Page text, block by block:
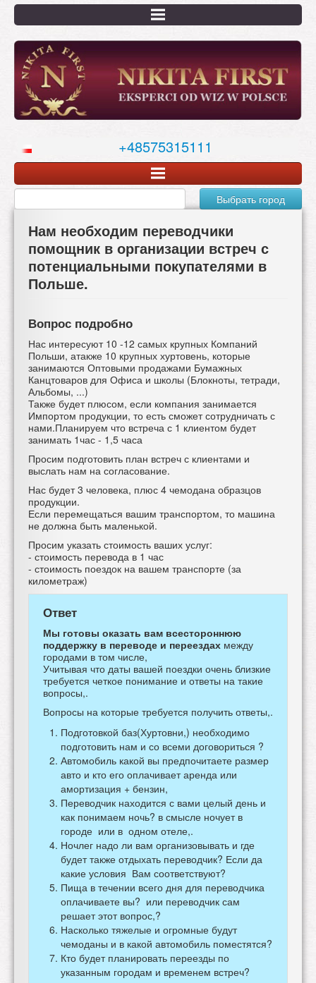
Перейти
основному
содержанию
+48575315111
Выбрать город
Нам необходим переводчики
помощник в организации встреч с
потенциальными покупателями в
Польше.
Вопрос подробно
Нас интересуют 10 -12 самых крупных Компаний
Польши, атакже 10 крупных хуртовень, которые
занимаются Оптовыми продажами Бумажных
Канцтоваров для Офиса и школы (Блокноты, тетради,
Альбомы, ...)
Также будет плюсом, если компания занимается
Импортом продукции, то есть сможет сотрудничать с
нами.Планируем что встреча с 1 клиентом будет
занимать 1час - 1,5 часа
Просим подготовить план встреч с клиентами и
выслать нам на согласование.
Нас будет 3 человека, плюс 4 чемодана образцов
продукции.
Если перемещаться вашим транспортом, то машина
не должна быть маленькой.
Просим указать стоимость ваших услуг:
- стоимость перевода в 1 час
- стоимость поездок на вашем транспорте (за
километраж)
Ответ
Мы готовы оказать вам всестороннюю
поддержку в переводе и переездах между
городами в том числе,
Учитывая что даты вашей поездки очень близкие
требуется четкое понимание и ответы на такие
вопросы,.
Вопросы на которые требуется получить ответы,.
Подготовкой баз(Хуртовни,) необходимо
подготовить нам и со всеми договориться ?
Автомобиль какой вы предпочитаете размер
авто и кто его оплачивает аренда или
амортизация + бензин,
Переводчик находится с вами целый день и
как понимаем ночь? в смысле ночует в
городе или в одном отеле,.
Ночлег надо ли вам организовывать и где
будет также отдыхать переводчик? Если да
какие условия Вам соответствуют?
Пища в течении всего дня для переводчика
оплачиваете вы? или переводчик сам
решает этот вопрос,?
Насколько тяжелые и огромные будут
чемоданы и в какой автомобиль поместятся?
Кто будет планировать переезды по
указанным городам и временем встреч?